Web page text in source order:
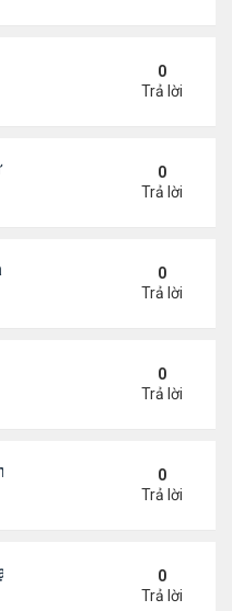
phủ đầy vàng lá
0
Trả lời
sự sống' lạnh nhất vũ trụ
0
Trả lời
0
Trả lời
Mặt Trăng chụp từ Trái
0
Trả lời
viễn vọng James Webb
0
Trả lời
phát' cách đây 500 năm
0
Trả lời